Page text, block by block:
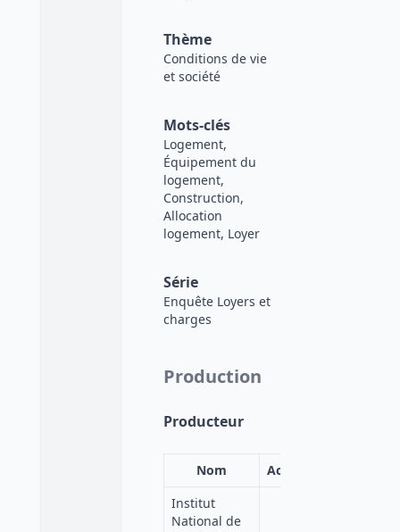
Thème
Conditions de vie
et société
Mots-clés
Logement,
Équipement du
logement,
Construction,
Allocation
logement, Loyer
Série
Enquête Loyers et
charges
Production
Producteur
Nom
Acronyme
Institut
National de